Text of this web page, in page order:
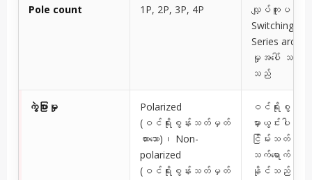
Pole count 1P, 2P, 3P, 4P
လျှပ်ကူးပစ္စ
Switching နှ
Series arc ဖ
မှုအပေါ် သက်
သည်
ကွဲပြားမှု
Polarized
(ဝင်ရိုးစွန်းသတ်မှတ်
ထားသော)၊ Non-
polarized
(ဝင်ရိုးစွန်းသတ်မှတ်
ဝင်ရိုးစွန်း
မှားယွင်းပါက
ငြိမ်းသတ်မှုအပ
သက်ရောက်မှုရှိ
နိုင်သည်